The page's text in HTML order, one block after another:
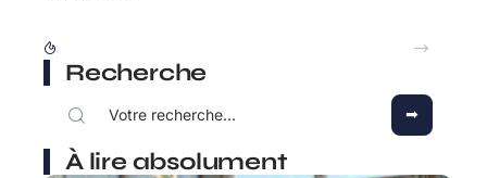
Recherche
À lire absolument